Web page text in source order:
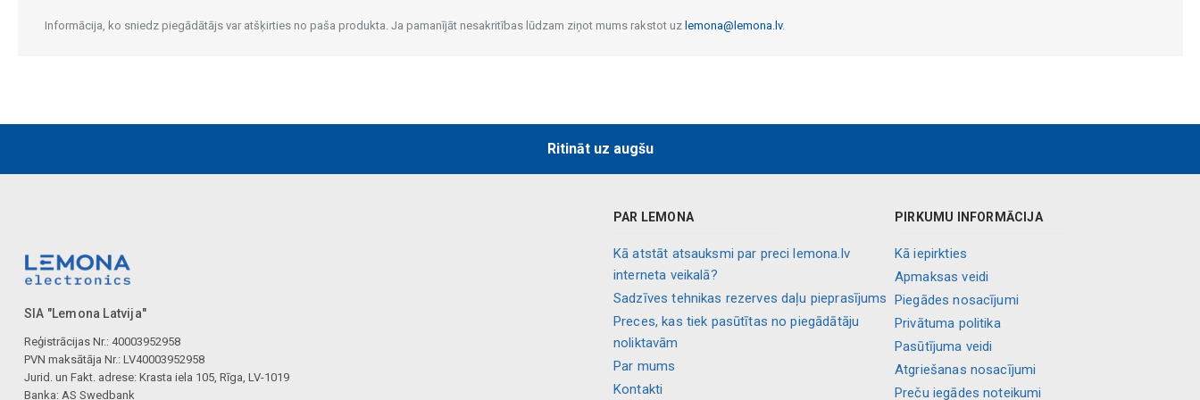
Informācija, ko sniedz piegādātājs var atšķirties no paša produkta. Ja pamanījāt nesakritības lūdzam ziņot mums rakstot uz lemona@lemona.lv.
Ritināt uz augšu
SIA "Lemona Latvija"
Reģistrācijas Nr.: 40003952958
PVN maksātāja Nr.: LV40003952958
Jurid. un Fakt. adrese: Krasta iela 105, Rīga, LV-1019
Banka: AS Swedbank
PAR LEMONA
Kā atstāt atsauksmi par preci lemona.lv
interneta veikalā?
Sadzīves tehnikas rezerves daļu pieprasījums
Preces, kas tiek pasūtītas no piegādātāju
noliktavām
Par mums
Kontakti
PIRKUMU INFORMĀCIJA
Kā iepirkties
Apmaksas veidi
Piegādes nosacījumi
Privātuma politika
Pasūtījuma veidi
Atgriešanas nosacījumi
Preču iegādes noteikumi